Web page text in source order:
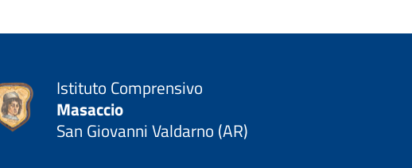
Istituto Comprensivo
Masaccio
San Giovanni Valdarno (AR)